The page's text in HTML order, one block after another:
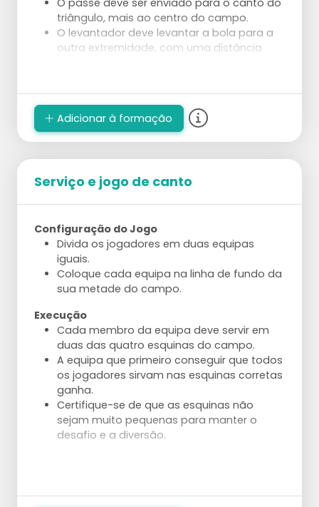
O passe deve ser enviado para o canto do
triângulo, mais ao centro do campo.
O levantador deve levantar a bola para a
outra extremidade, com uma distância
Vervolg
O treinador joga a bola de volta para o
passador, repita e receba ou jogue fora se
levantadores, o treinador saca.
Com 5 jogadores: 2 levantadores alternam.
Com 6 jogadores: divida em dois grupos e
use ambos os lados do campo.
Técnica
Trabalhe na técnica correta – gire em
direção ao poste antes de fazer o
levantamento.
Faça o levantamento em um movimento
dinâmico na linha do ombro do atacante.
Use uma perna de apoio em uma pequena
posição de lunge para iniciar o
levantamento.
Aanpassingen
Comece com um serviço muito fácil para
passes consistentes.
Aumente a pressão do passe com um
Adicionar à formação
Serviço e jogo de canto
Configuração do Jogo
Divida os jogadores em duas equipas
iguais.
Coloque cada equipa na linha de fundo da
sua metade do campo.
Execução
Cada membro da equipa deve servir em
duas das quatro esquinas do campo.
A equipa que primeiro conseguir que todos
os jogadores sirvam nas esquinas corretas
ganha.
Certifique-se de que as esquinas não
sejam muito pequenas para manter o
desafio e a diversão.